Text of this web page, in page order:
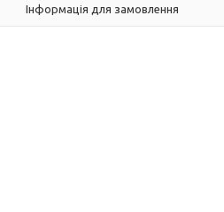
Інформація для замовлення